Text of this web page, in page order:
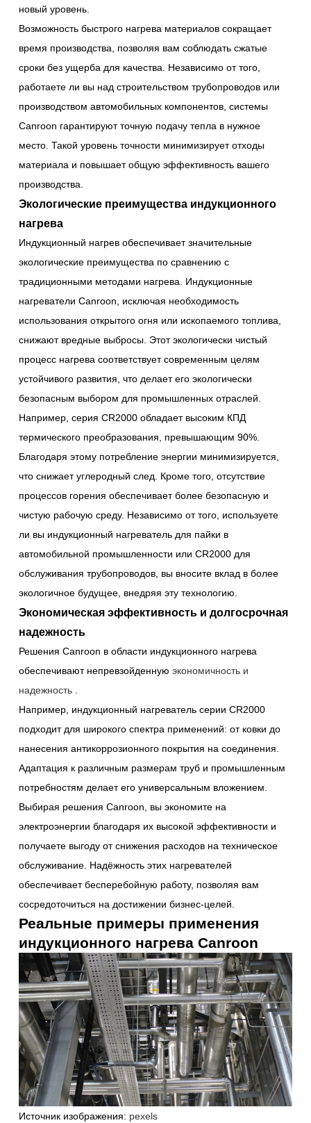
новый уровень.
Возможность быстрого нагрева материалов сокращает
время производства, позволяя вам соблюдать сжатые
сроки без ущерба для качества. Независимо от того,
работаете ли вы над строительством трубопроводов или
производством автомобильных компонентов, системы
Canroon гарантируют точную подачу тепла в нужное
место. Такой уровень точности минимизирует отходы
материала и повышает общую эффективность вашего
производства.
Экологические преимущества индукционного
нагрева
Индукционный нагрев обеспечивает значительные
экологические преимущества по сравнению с
традиционными методами нагрева. Индукционные
нагреватели Canroon, исключая необходимость
использования открытого огня или ископаемого топлива,
снижают вредные выбросы. Этот экологически чистый
процесс нагрева соответствует современным целям
устойчивого развития, что делает его экологически
безопасным выбором для промышленных отраслей.
Например, серия CR2000 обладает высоким КПД
термического преобразования, превышающим 90%.
Благодаря этому потребление энергии минимизируется,
что снижает углеродный след. Кроме того, отсутствие
процессов горения обеспечивает более безопасную и
чистую рабочую среду. Независимо от того, используете
ли вы индукционный нагреватель для пайки в
автомобильной промышленности или CR2000 для
обслуживания трубопроводов, вы вносите вклад в более
экологичное будущее, внедряя эту технологию.
Экономическая эффективность и долгосрочная
надежность
Решения Canroon в области индукционного нагрева
обеспечивают непревзойденную экономичность и
надежность
Например, индукционный нагреватель серии CR2000
подходит для широкого спектра применений: от ковки до
нанесения антикоррозионного покрытия на соединения.
Адаптация к различным размерам труб и промышленным
потребностям делает его универсальным вложением.
Выбирая решения Canroon, вы экономите на
электроэнергии благодаря их высокой эффективности и
получаете выгоду от снижения расходов на техническое
обслуживание. Надёжность этих нагревателей
обеспечивает бесперебойную работу, позволяя вам
сосредоточиться на достижении бизнес-целей.
Реальные примеры применения
индукционного нагрева Canroon
Источник изображения: pexels